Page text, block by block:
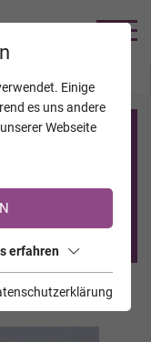
registriert?
<<
Einige
es uns andere
Webseite
erfahren
VERSTORBENE